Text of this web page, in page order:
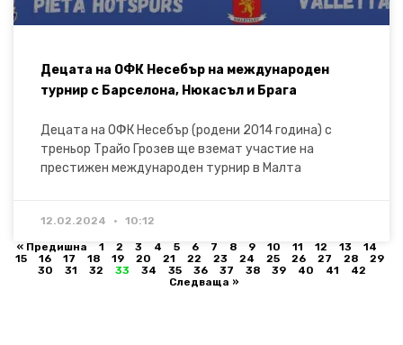
Децата на ОФК Несебър на международен
турнир с Барселона, Нюкасъл и Брага
Децата на ОФК Несебър (родени 2014 година) с
треньор Трайо Грозев ще вземат участие на
престижен международен турнир в Малта
12.02.2024 10:12
« Предишна 1 2 3 4 5 6 7 8 9 10 11 12 13
14
15
16 17 18 19 20 21 22 23 24 25 26 27 28
29
30
31 32 33 34 35 36 37 38 39 40 41
42
Следваща »